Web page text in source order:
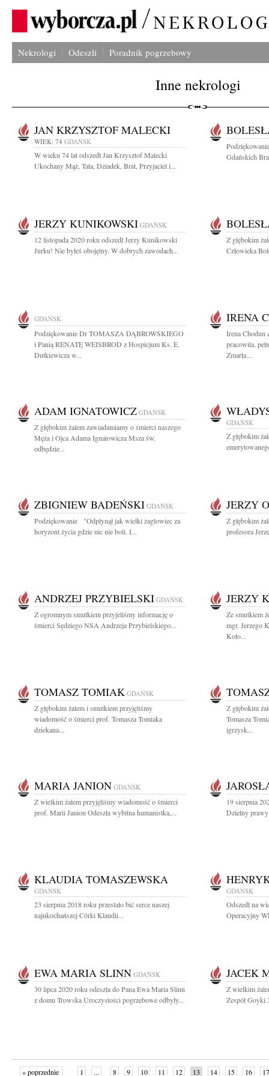
Nekrologi Odeszli Poradnik pogrzebowy
Inne nekrologi
JAN KRZYSZTOF MALECKI
WIEK: 74 GDAŃSK
W wieku 74 lat odszedł Jan Krzysztof Malecki
Ukochany Mąż, Tata, Dziadek, Brat, Przyjaciel i...
Gdańskich
JERZY KUNIKOWSKI GDAŃSK
12 listopada 2020 roku odszedł Jerzy Kunikowski
Jurku! Nie byłeś obojętny. W dobrych zawodach...
Z głębokim
Człowieka
GDAŃSK
Podziękowanie Dr TOMASZA DĄBROWSKIEGO
i Panią RENATĘ WEISBROD z Hospicjum Ks. E.
Dutkiewicza w...
IRENA
Irena Chodun
pracowita,
Zmarła...
ADAM IGNATOWICZ GDAŃSK
Z głębokim żalem zawiadamiamy o śmierci naszego
Męża i Ojca Adama Ignatowicza Msza św.
odbędzie...
GDAŃSK
Z głębokim
ZBIGNIEW BADEŃSKI GDAŃSK
Podziękowanie "Odpłynął jak wielki żaglowiec za
horyzont życia gdzie nic nie boli. I...
JERZY
Z głębokim
profesora
ANDRZEJ PRZYBIELSKI GDAŃSK
Z ogromnym smutkiem przyjeliśmy informację o
śmierci Sędziego NSA Andrzeja Przybielskiego...
JERZY
Ze smutkiem
mgr. Jerzego
Koło...
TOMASZ TOMIAK GDAŃSK
Z głębokim żalem i smutkiem przyjęliśmy
wiadomość o śmierci prof. Tomasza Tomiaka
dziekana...
Z głębokim
Tomasza
igrzysk...
MARIA JANION GDAŃSK
Z wielkim żalem przyjęliśmy wiadomość o śmierci
prof. Marii Janion Odeszła wybitna humanistka,...
19 sierpnia
Dzielny
KLAUDIA TOMASZEWSKA
GDAŃSK
23 sierpnia 2018 roku przestało bić serce naszej
najukochańszej Córki Klaudii...
GDAŃSK
Odszedł na
Operacyjny
EWA MARIA SLINN GDAŃSK
30 lipca 2020 roku odeszła do Pana Ewa Maria Slinn
z domu Trowska Uroczystości pogrzebowe odbyły...
JACEK
Z wielkim
Zespół Goyki
« poprzednie 1 ... 8 9 10 11 12 13 14 15 16 17